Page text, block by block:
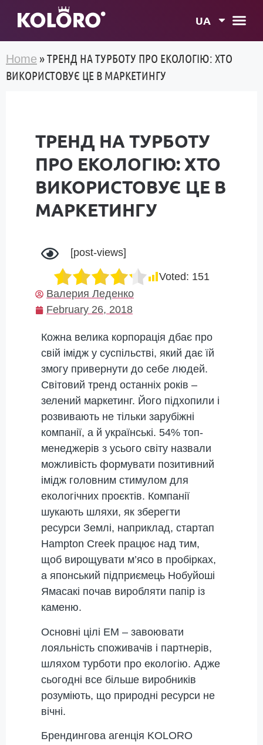
UA
Home »ТРЕНД НА ТУРБОТУ ПРО ЕКОЛОГІЮ: ХТО
ВИКОРИСТОВУЄ ЦЕ В МАРКЕТИНГУ
ТРЕНД НА ТУРБОТУ
ПРО ЕКОЛОГІЮ: ХТО
ВИКОРИСТОВУЄ ЦЕ В
МАРКЕТИНГУ
[post-views]
Voted: 151
Валерия Леденко
February 26, 2018
Кожна велика корпорація дбає про
свій імідж у суспільстві, який дає їй
змогу привернути до себе людей.
Світовий тренд останніх років –
зелений маркетинг. Його підхопили і
розвивають не тільки зарубіжні
компанії, а й українські. 54% топ-
менеджерів з усього світу назвали
можливість формувати позитивний
імідж головним стимулом для
екологічних проєктів. Компанії
шукають шляхи, як зберегти
ресурси Землі, наприклад, стартап
Hampton Creek працює над тим,
щоб вирощувати м’ясо в пробірках,
а японський підприємець Нобуйоші
Ямасакі почав виробляти папір із
каменю.
Основні цілі ЕМ – завоювати
лояльність споживачів і партнерів,
шляхом турботи про екологію. Адже
сьогодні все більше виробників
розуміють, що природні ресурси не
вічні.
Брендингова агенція KOLORO